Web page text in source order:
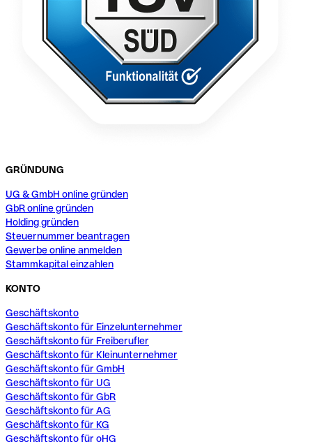
GRÜNDUNG
UG & GmbH online gründen
GbR online gründen
Holding gründen
Steuernummer beantragen
Gewerbe online anmelden
Stammkapital einzahlen
KONTO
Geschäftskonto
Geschäftskonto für Einzelunternehmer
Geschäftskonto für Freiberufler
Geschäftskonto für Kleinunternehmer
Geschäftskonto für GmbH
Geschäftskonto für UG
Geschäftskonto für GbR
Geschäftskonto für AG
Geschäftskonto für KG
Geschäftskonto für oHG